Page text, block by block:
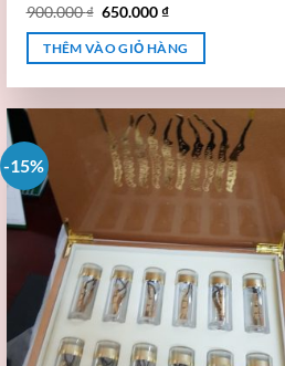
900.000₫ 650.000₫
THÊM VÀO GIỎ HÀNG
-15%